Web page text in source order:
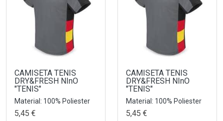
CAMISETA TENIS
DRY&FRESH NInO
"TENIS"
Material: 100% Poliester
5,45 €
CAMISETA TENIS
DRY&FRESH NInO
"TENIS"
Material: 100% Poliester
5,45 €